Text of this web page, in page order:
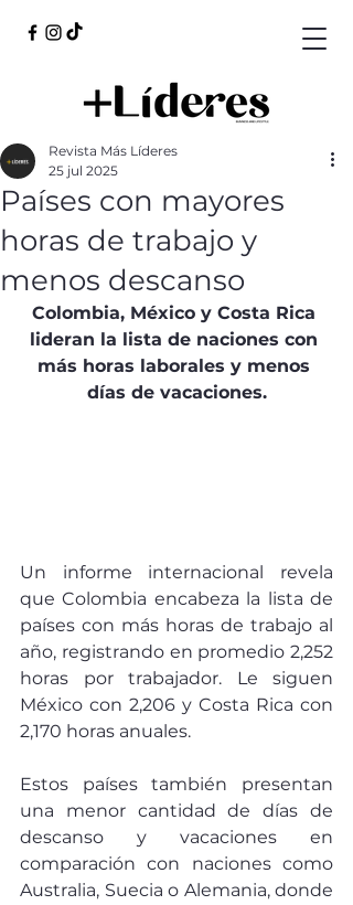
Países con mayores
horas de trabajo y
menos descanso
Revista Más Líderes
25 jul 2025
Colombia, México y Costa Rica
lideran la lista de naciones con
más horas laborales y menos
días de vacaciones.
Un informe internacional revela
que Colombia encabeza la lista de
países con más horas de trabajo al
año, registrando en promedio 2,252
horas por trabajador. Le siguen
México con 2,206 y Costa Rica con
2,170 horas anuales.
Estos países también presentan
una menor cantidad de días de
descanso y vacaciones en
comparación con naciones como
Australia, Suecia o Alemania, donde